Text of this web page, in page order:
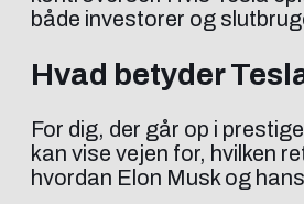
både investorer og
Hvad betyder
For dig, der går op i
kan vise vejen for, hvilken
hvordan Elon Musk og